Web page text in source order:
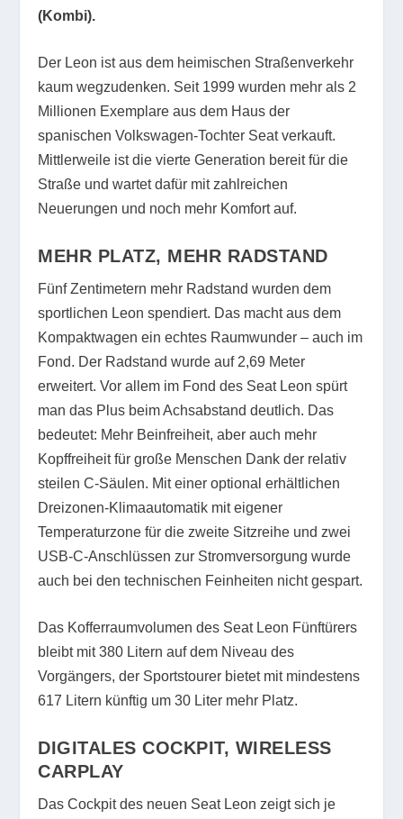
(Kombi).
Der Leon ist aus dem heimischen Straßenverkehr
kaum wegzudenken. Seit 1999 wurden mehr als 2
Millionen Exemplare aus dem Haus der
spanischen Volkswagen-Tochter Seat verkauft.
Mittlerweile ist die vierte Generation bereit für die
Straße und wartet dafür mit zahlreichen
Neuerungen und noch mehr Komfort auf.
MEHR PLATZ, MEHR RADSTAND
Fünf Zentimetern mehr Radstand wurden dem
sportlichen Leon spendiert. Das macht aus dem
Kompaktwagen ein echtes Raumwunder – auch im
Fond. Der Radstand wurde auf 2,69 Meter
erweitert. Vor allem im Fond des Seat Leon spürt
man das Plus beim Achsabstand deutlich. Das
bedeutet: Mehr Beinfreiheit, aber auch mehr
Kopffreiheit für große Menschen Dank der relativ
steilen C-Säulen. Mit einer optional erhältlichen
Dreizonen-Klimaautomatik mit eigener
Temperaturzone für die zweite Sitzreihe und zwei
USB-C-Anschlüssen zur Stromversorgung wurde
auch bei den technischen Feinheiten nicht gespart.
Das Kofferraumvolumen des Seat Leon Fünftürers
bleibt mit 380 Litern auf dem Niveau des
Vorgängers, der Sportstourer bietet mit mindestens
617 Litern künftig um 30 Liter mehr Platz.
DIGITALES COCKPIT, WIRELESS
CARPLAY
Das Cockpit des neuen Seat Leon zeigt sich je